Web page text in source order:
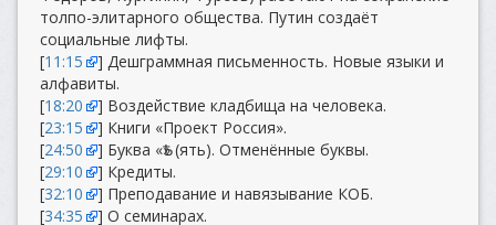
толпо-элитарного общества. Путин создаёт
социальные лифты.
[11:15
] Дешграммная письменность. Новые языки и
алфавиты.
[18:20
] Воздействие кладбища на человека.
[23:15
] Книги «Проект Россия».
[24:50
] Буква «Ѣ» (ять). Отменённые буквы.
[29:10
] Кредиты.
[32:10
] Преподавание и навязывание КОБ.
[34:35
] О семинарах.